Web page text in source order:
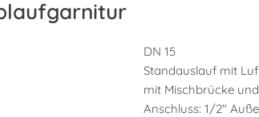
DN 15
Standauslauf mit
mit Mischbrücke
Anschluss: 1/2″